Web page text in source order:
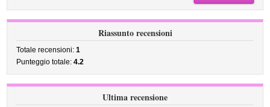
Riassunto recensioni
Totale recensioni:1
Punteggio totale:4.2
Ultima recensione